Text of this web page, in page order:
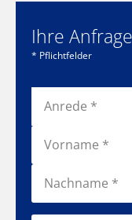
Ihre Anfrage
* Pflichtfelder